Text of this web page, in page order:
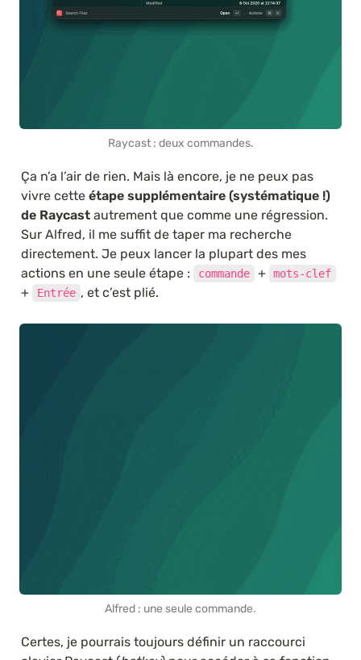
Raycast : deux commandes.
Ça n’a l’air de rien. Mais là encore, je ne peux pas
vivre cette étape supplémentaire (systématique !)
de Raycast autrement que comme une régression.
Sur Alfred, il me suffit de taper ma recherche
directement. Je peux lancer la plupart des mes
actions en une seule étape :
commande + mots-clef
+ Entrée , et c’est plié.
Alfred : une seule commande.
Certes, je pourrais toujours définir un raccourci